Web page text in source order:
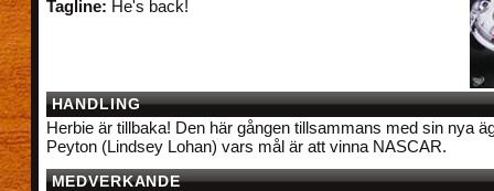
Tagline: He's back!
HANDLING
Herbie är tillbaka! Den här gången tillsammans med sin nya
Peyton (Lindsey Lohan) vars mål är att vinna NASCAR.
MEDVERKANDE